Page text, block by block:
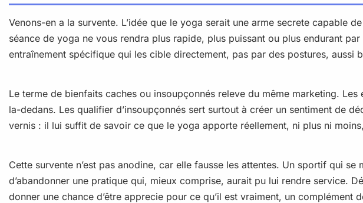
Venons-en a la survente. L’idée que le yoga serait une arme secrete capable
séance de yoga ne vous rendra plus rapide, plus puissant ou plus endurant
entraînement spécifique qui les cible directement, pas par des postures, aussi
Le terme de bienfaits caches ou insoupçonnés releve du même marketing.
la-dedans. Les qualifier d’insoupçonnés sert surtout à créer un sentiment de
vernis : il lui suffit de savoir ce que le yoga apporte réellement, ni plus ni
Cette survente n’est pas anodine, car elle fausse les attentes. Un sportif qui
d’abandonner une pratique qui, mieux comprise, aurait pu lui rendre service.
donner une chance d’être apprecie pour ce qu’il est vraiment, un